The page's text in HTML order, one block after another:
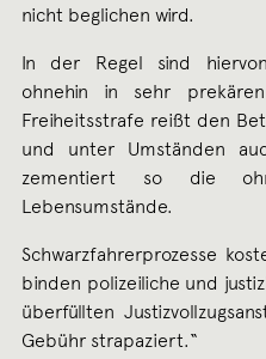
nicht beglichen wird.
In der Regel sind
ohnehin in sehr
Freiheitsstrafe reißt den
und unter Umständen
zementiert so die
Lebensumstände.
Schwarzfahrerprozesse
binden polizeiliche und
überfüllten
Gebühr strapaziert.“